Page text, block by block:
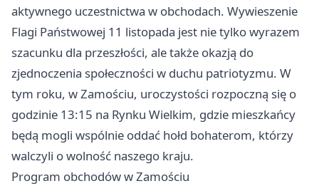
aktywnego uczestnictwa w obchodach. Wywieszenie
Flagi Państwowej 11 listopada jest nie tylko wyrazem
szacunku dla przeszłości, ale także okazją do
zjednoczenia społeczności w duchu patriotyzmu. W
tym roku, w Zamościu, uroczystości rozpoczną się o
godzinie 13:15 na Rynku Wielkim, gdzie mieszkańcy
będą mogli wspólnie oddać hołd bohaterom, którzy
walczyli o wolność naszego kraju.
Program obchodów w Zamościu